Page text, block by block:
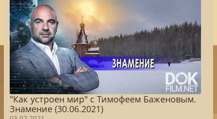
"Как устроен мир" с Тимофеем Баженовым.
Знамение (30.06.2021)